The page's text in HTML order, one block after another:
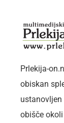
PETEK, 7.
Prlekija-
obiskan
obišče